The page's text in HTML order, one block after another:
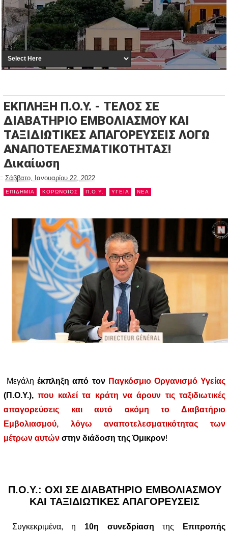
ΕΚΠΛΗΞΗ Π.Ο.Υ. - ΤΕΛΟΣ ΣΕ
ΔΙΑΒΑΤΗΡΙΟ ΕΜΒΟΛΙΑΣΜΟΥ ΚΑΙ
ΤΑΞΙΔΙΩΤΙΚΕΣ ΑΠΑΓΟΡΕΥΣΕΙΣ ΛΟΓΩ
ΑΝΑΠΟΤΕΛΕΣΜΑΤΙΚΟΤΗΤΑΣ!
Δικαίωση
Σάββατο, Ιανουαρίου 22, 2022
ΕΠΙΔΗΜΙΑ ΚΟΡΩΝΟΪΟΣ Π.Ο.Υ. ΥΓΕΙΑ NEA
Μεγάλη έκπληξη από τον Παγκόσμιο Οργανισμό Υγείας
(Π.Ο.Υ.),που καλεί τα κράτη να άρουν τις ταξιδιωτικές
απαγορεύσεις και αυτό ακόμη το Διαβατήριο
Εμβολιασμού, λόγω αναποτελεσματικότητας των
μέτρων αυτών στην διάδοση της Όμικρον!
Π.Ο.Υ.: ΟΧΙ ΣΕ ΔΙΑΒΑΤΗΡΙΟ ΕΜΒΟΛΙΑΣΜΟΥ
ΚΑΙ ΤΑΞΙΔΙΩΤΙΚΕΣ ΑΠΑΓΟΡΕΥΣΕΙΣ
Συγκεκριμένα, η 10η συνεδρίαση της Επιτροπής